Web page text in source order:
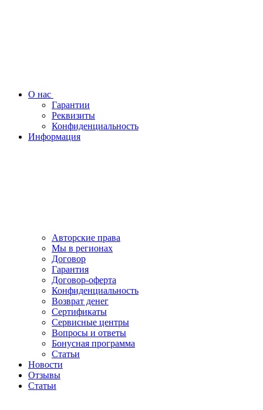
О нас
Гарантии
Реквизиты
Конфиденциальность
Информация
Авторские права
Мы в регионах
Договор
Гарантия
Договор-оферта
Конфиденциальность
Возврат денег
Сертификаты
Сервисные центры
Вопросы и ответы
Бонусная программа
Статьи
Новости
Отзывы
Статьи